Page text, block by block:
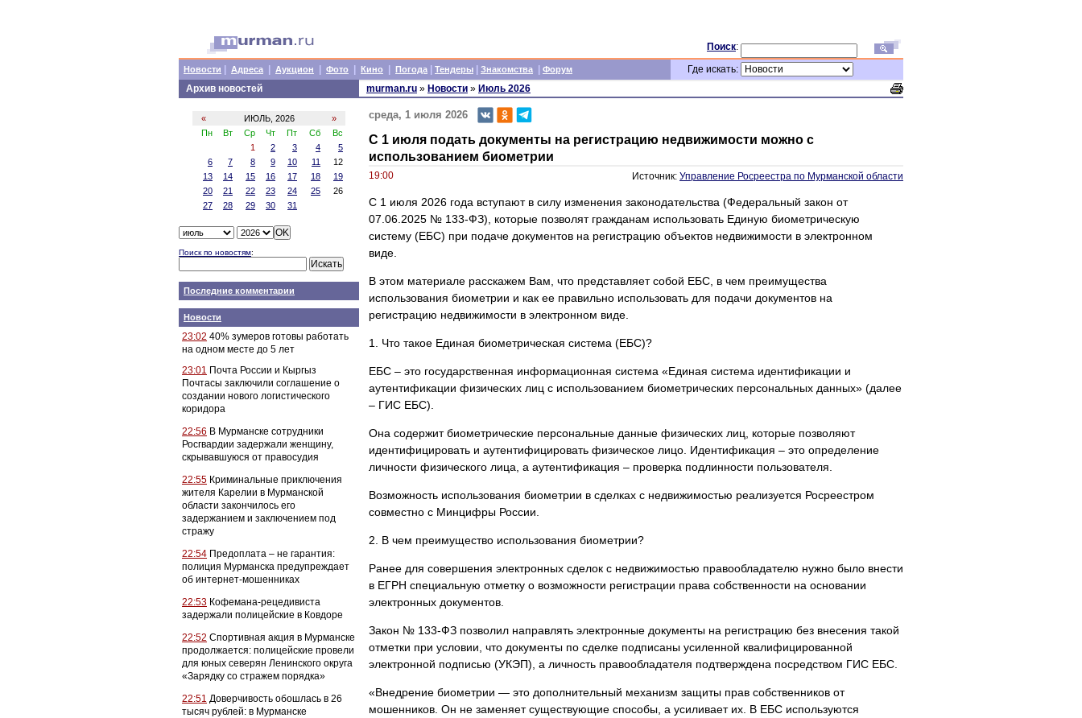
Поиск:
Новости Адреса Аукцион Фото Кино Погода Тендеры Знакомства Форум
Где искать:
Архив новостей
« ИЮЛЬ, 2026
»
Пн
Вт Ср Чт Пт Сб
Вс
1
2 3 4
5
6
7 8 9 10 11
12
13
14 15 16 17 18
19
20
21 22 23 24 25
26
27
28 29 30 31
Поиск по новостям:
Последние комментарии
Новости
23:02 40% зумеров готовы работать
на одном месте до 5 лет
23:01 Почта России и Кыргыз
Почтасы заключили соглашение о
создании нового логистического
коридора
22:56 В Мурманске сотрудники
Росгвардии задержали женщину,
скрывавшуюся от правосудия
22:55 Криминальные приключения
жителя Карелии в Мурманской
области закончилось его
задержанием и заключением под
стражу
22:54 Предоплата – не гарантия:
полиция Мурманска предупреждает
об интернет-мошенниках
22:53 Кофемана-рецедивиста
задержали полицейские в Ковдоре
22:52 Спортивная акция в Мурманске
продолжается: полицейские провели
для юных северян Ленинского округа
«Зарядку со стражем порядка»
22:51 Доверчивость обошлась в 26
тысяч рублей: в Мурманске
murman.ru » Новости » Июль 2026
среда, 1 июля 2026
С 1 июля подать документы на регистрацию недвижимости можно с
использованием биометрии
19:00 Источник: Управление Росреестра по Мурманской области
С 1 июля 2026 года вступают в силу изменения законодательства (Федеральный закон от
07.06.2025 № 133-ФЗ), которые позволят гражданам использовать Единую биометрическую
систему (ЕБС) при подаче документов на регистрацию объектов недвижимости в электронном
виде.
В этом материале расскажем Вам, что представляет собой ЕБС, в чем преимущества
использования биометрии и как ее правильно использовать для подачи документов на
регистрацию недвижимости в электронном виде.
1. Что такое Единая биометрическая система (ЕБС)?
ЕБС – это государственная информационная система «Единая система идентификации и
аутентификации физических лиц с использованием биометрических персональных данных» (далее
– ГИС ЕБС).
Она содержит биометрические персональные данные физических лиц, которые позволяют
идентифицировать и аутентифицировать физическое лицо. Идентификация – это определение
личности физического лица, а аутентификация – проверка подлинности пользователя.
Возможность использования биометрии в сделках с недвижимостью реализуется Росреестром
совместно с Минцифры России.
2. В чем преимущество использования биометрии?
Ранее для совершения электронных сделок с недвижимостью правообладателю нужно было внести
в ЕГРН специальную отметку о возможности регистрации права собственности на основании
электронных документов.
Закон № 133-ФЗ позволил направлять электронные документы на регистрацию без внесения такой
отметки при условии, что документы по сделке подписаны усиленной квалифицированной
электронной подписью (УКЭП), а личность правообладателя подтверждена посредством ГИС ЕБС.
«Внедрение биометрии — это дополнительный механизм защиты прав собственников от
мошенников. Он не заменяет существующие способы, а усиливает их. В ЕБС используются